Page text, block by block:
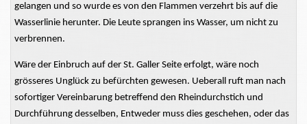
gelangen und so wurde es von den Flammen verzehrt bis auf die
Wasserlinie herunter. Die Leute sprangen ins Wasser, um nicht zu
verbrennen.
Wäre der Einbruch auf der St. Galler Seite erfolgt, wäre noch
grösseres Unglück zu befürchten gewesen. Ueberall ruft man nach
sofortiger Vereinbarung betreffend den Rheindurchstich und
Durchführung desselben, Entweder muss dies geschehen, oder das